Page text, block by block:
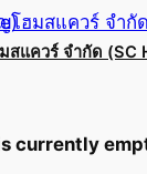
สแควร์ จำกัด (SC
currently